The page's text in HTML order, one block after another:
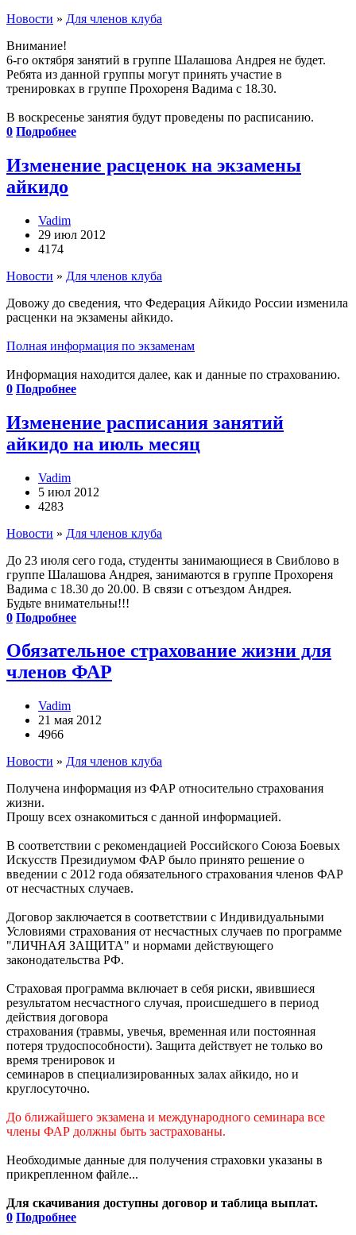
Новости » Для членов клуба
Внимание!
6-го октября занятий в группе Шалашова Андрея не будет.
Ребята из данной группы могут принять участие в
тренировках в группе Прохореня Вадима с 18.30.
В воскресенье занятия будут проведены по расписанию.
0 Подробнее
Изменение расценок на экзамены
айкидо
Vadim
29 июл 2012
4174
Новости » Для членов клуба
Довожу до сведения, что Федерация Айкидо России изменила
расценки на экзамены айкидо.
Полная информация по экзаменам
Информация находится далее, как и данные по страхованию.
0 Подробнее
Изменение расписания занятий
айкидо на июль месяц
Vadim
5 июл 2012
4283
Новости » Для членов клуба
До 23 июля сего года, студенты занимающиеся в Свиблово в
группе Шалашова Андрея, занимаются в группе Прохореня
Вадима с 18.30 до 20.00. В связи с отъездом Андрея.
Будьте внимательны!!!
0 Подробнее
Обязательное страхование жизни для
членов ФАР
Vadim
21 мая 2012
4966
Новости » Для членов клуба
Получена информация из ФАР относительно страхования
жизни.
Прошу всех ознакомиться с данной информацией.
В соответствии с рекомендацией Российского Союза Боевых
Искусств Президиумом ФАР было принято решение о
введении с 2012 года обязательного страхования членов ФАР
от несчастных случаев.
Договор заключается в соответствии с Индивидуальными
Условиями страхования от несчастных случаев по программе
"ЛИЧНАЯ ЗАЩИТА" и нормами действующего
законодательства РФ.
Страховая программа включает в себя риски, явившиеся
результатом несчастного случая, происшедшего в период
действия договора
страхования (травмы, увечья, временная или постоянная
потеря трудоспособности). Защита действует не только во
время тренировок и
семинаров в специализированных залах айкидо, но и
круглосуточно.
До ближайшего экзамена и международного семинара все
члены ФАР должны быть застрахованы.
Необходимые данные для получения страховки указаны в
прикрепленном файле...
Для скачивания доступны договор и таблица выплат.
0 Подробнее